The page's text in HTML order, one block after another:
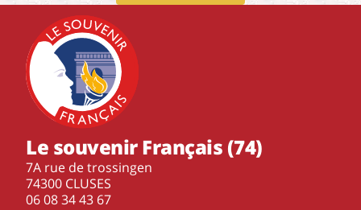
Le souvenir Français (74)
7A rue de trossingen
74300 CLUSES
‭06 08 34 43 67‬